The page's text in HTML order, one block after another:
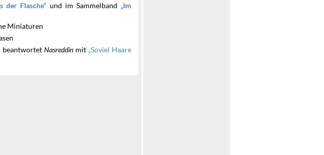
der Flasche und im Sammelband
Im
Miniaturen
beantwortetNasreddin mit Soviel Haare